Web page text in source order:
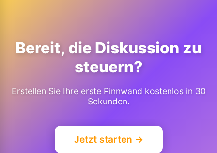
Bereit, die Diskussion zu
steuern?
Erstellen Sie Ihre erste Pinnwand kostenlos in 30
Sekunden.
Jetzt starten →